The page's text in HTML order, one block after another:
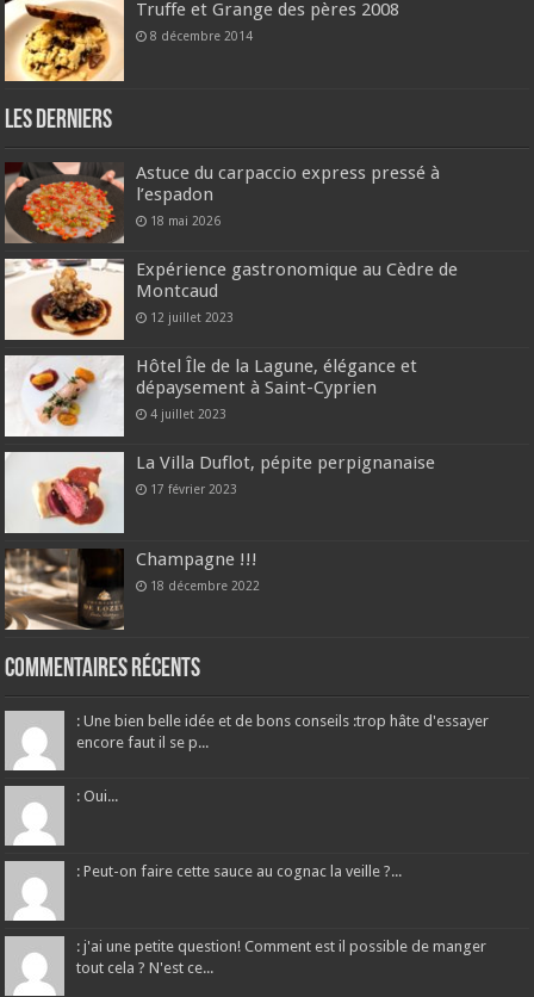
Truffe et Grange des pères 2008
8 décembre 2014
Les derniers
Astuce du carpaccio express pressé à
l’espadon
18 mai 2026
Expérience gastronomique au Cèdre de
Montcaud
12 juillet 2023
Hôtel Île de la Lagune, élégance et
dépaysement à Saint-Cyprien
4 juillet 2023
La Villa Duflot, pépite perpignanaise
17 février 2023
Champagne !!!
18 décembre 2022
Commentaires récents
: Une bien belle idée et de bons conseils :trop hâte d'essayer
encore faut il se p...
: Oui...
: Peut-on faire cette sauce au cognac la veille ?...
: j'ai une petite question! Comment est il possible de manger
tout cela ? N'est ce...